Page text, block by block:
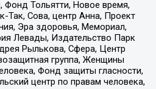
Тольятти, Новое время,
Так, Сова, центр Анна, Проект
Эра здоровья, Мемориал,
Левады, Издательство Парк
Рылькова, Сфера, Центр
группа, Женщины
Фонд защиты гласности,
центр по правам человека,